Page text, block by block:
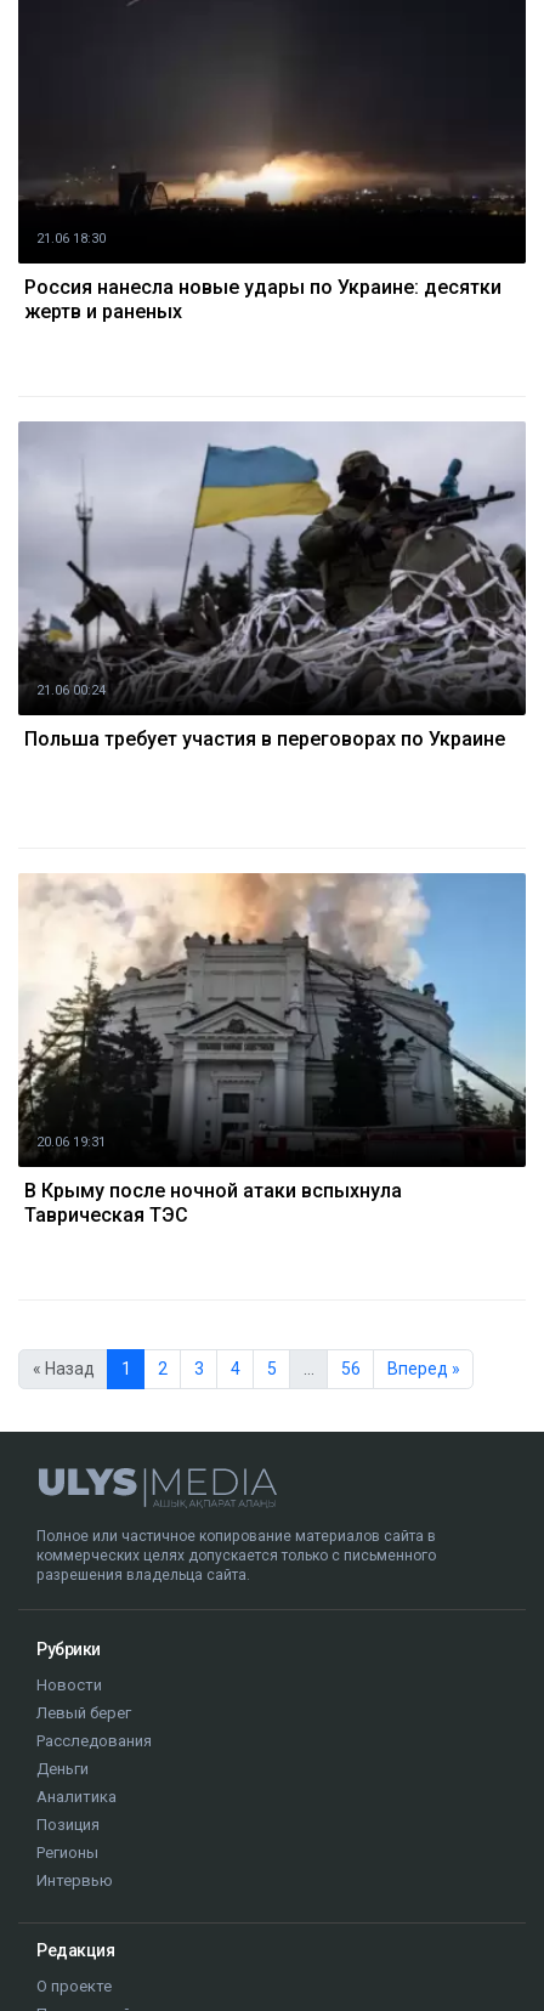
21.06 18:30
Россия нанесла новые удары по Украине: десятки
жертв и раненых
21.06 00:24
Польша требует участия в переговорах по Украине
20.06 19:31
В Крыму после ночной атаки вспыхнула
Таврическая ТЭС
« Назад 1 2 3 4 5 … 56 Вперед »
Полное или частичное копирование материалов сайта в
коммерческих целях допускается только с письменного
разрешения владельца сайта.
Рубрики
Новости
Левый берег
Расследования
Деньги
Аналитика
Позиция
Регионы
Интервью
Редакция
О проекте